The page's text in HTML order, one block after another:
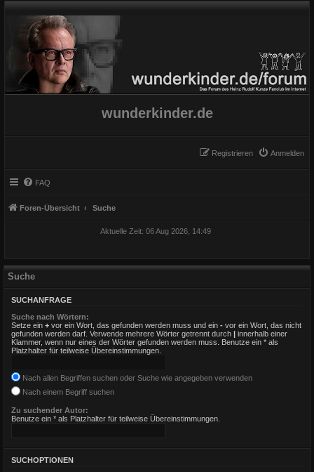
wunderkinder.de
Anmelden
Registrieren
FAQ
Foren-Übersicht Suche
Aktuelle Zeit: 06 Aug 2026, 14:49
Suche
SUCHANFRAGE
Suche nach Wörtern:
Setze ein + vor ein Wort, das gefunden werden muss und ein - vor ein Wort, das nicht
gefunden werden darf. Verwende mehrere Wörter getrennt durch | innerhalb einer
Klammer, wenn nur eines der Wörter gefunden werden muss. Benutze ein * als
Platzhalter für teilweise Übereinstimmungen.
Nach allen Begriffen suchen oder Suche wie angegeben verwenden
Nach einem Begriff suchen
Zu suchender Autor:
Benutze ein * als Platzhalter für teilweise Übereinstimmungen.
SUCHOPTIONEN